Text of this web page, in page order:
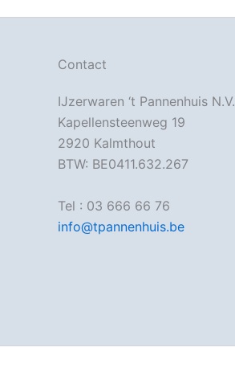
Contact
IJzerwaren ‘t Pannenhuis N.V.
Kapellensteenweg 19
2920 Kalmthout
BTW: BE0411.632.267
Tel : 03 666 66 76
info@tpannenhuis.be